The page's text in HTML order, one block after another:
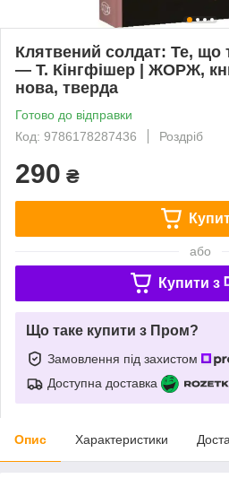
Клятвений солдат: Те, що
— Т. Кінгфішер | ЖОРЖ,
нова, тверда
Готово до відправки
Код: 9786178287436
Роздріб
290 ₴
або
Купити з
Що таке купити з Пром?
Замовлення під захистом
Доступна доставка
Опис Характеристики